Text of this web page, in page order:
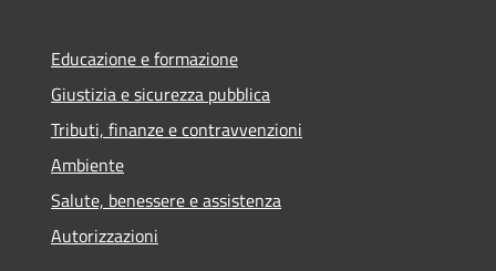
Educazione e formazione
Giustizia e sicurezza pubblica
Tributi, finanze e contravvenzioni
Ambiente
Salute, benessere e assistenza
Autorizzazioni